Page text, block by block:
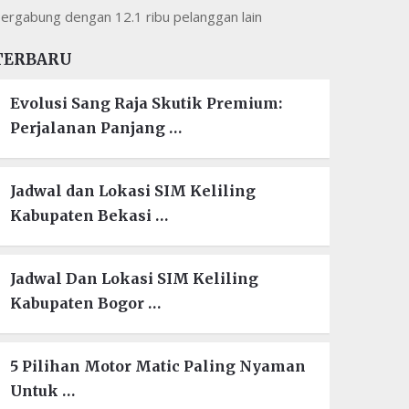
dengan 12.1 ribu pelanggan lain
Evolusi Sang Raja Skutik Premium:
Perjalanan Panjang …
Jadwal dan Lokasi SIM Keliling
Kabupaten Bekasi …
Jadwal Dan Lokasi SIM Keliling
Kabupaten Bogor …
5 Pilihan Motor Matic Paling Nyaman
Untuk …